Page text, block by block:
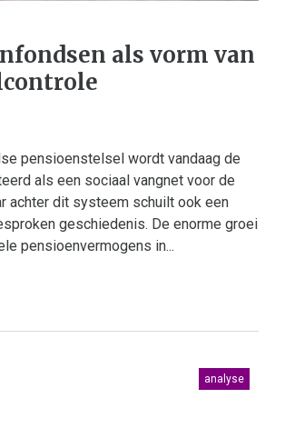
als vorm van
pensioenstelsel wordt vandaag de
als een sociaal vangnet voor de
achter dit systeem schuilt ook een
geschiedenis. De enorme groei
pensioenvermogens in...
analyse